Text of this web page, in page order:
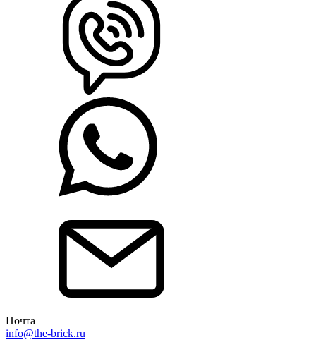
Почта
info@the-brick.ru